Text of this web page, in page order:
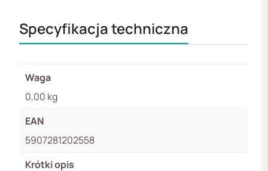
Specyfikacja techniczna
Waga
0,00 kg
EAN
5907281202558
Krótki opis